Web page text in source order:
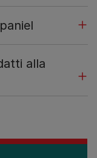
alla